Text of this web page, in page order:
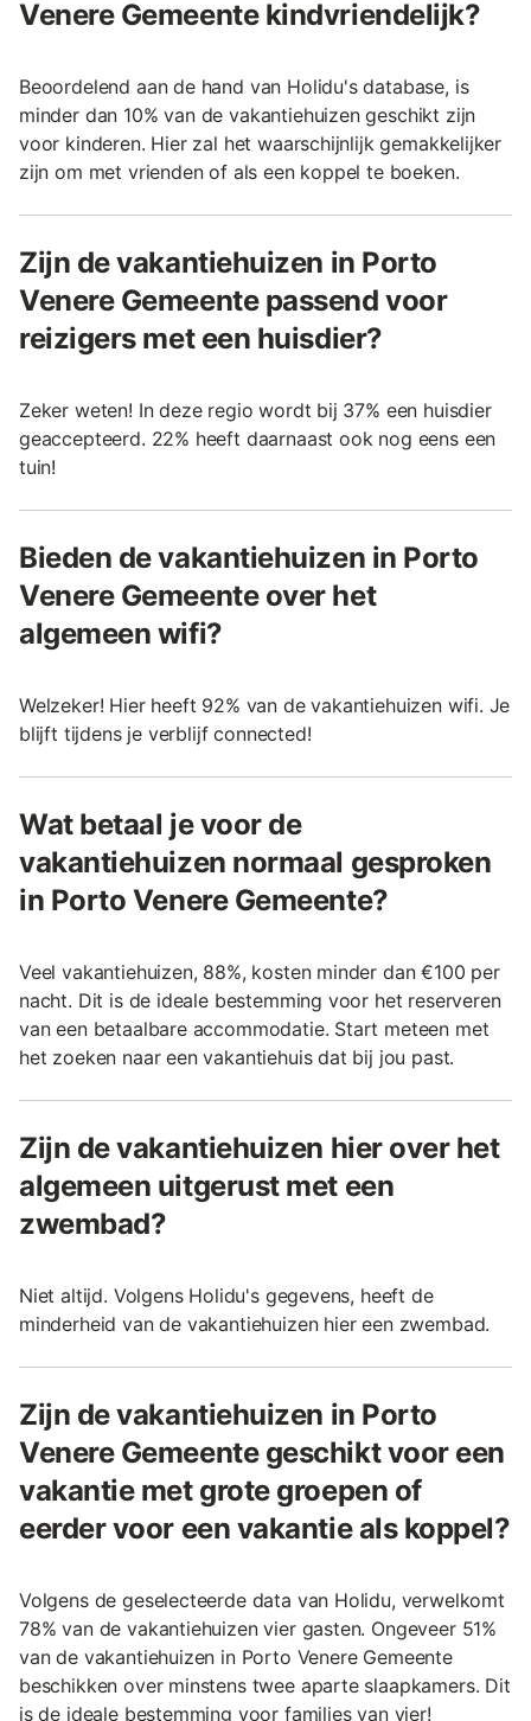
Venere Gemeente kindvriendelijk?
Beoordelend aan de hand van Holidu's database, is
minder dan 10% van de vakantiehuizen geschikt zijn
voor kinderen. Hier zal het waarschijnlijk gemakkelijker
zijn om met vrienden of als een koppel te boeken.
Zijn de vakantiehuizen in Porto
Venere Gemeente passend voor
reizigers met een huisdier?
Zeker weten! In deze regio wordt bij 37% een huisdier
geaccepteerd. 22% heeft daarnaast ook nog eens een
tuin!
Bieden de vakantiehuizen in Porto
Venere Gemeente over het
algemeen wifi?
Welzeker! Hier heeft 92% van de vakantiehuizen wifi. Je
blijft tijdens je verblijf connected!
Wat betaal je voor de
vakantiehuizen normaal gesproken
in Porto Venere Gemeente?
Veel vakantiehuizen, 88%, kosten minder dan €100 per
nacht. Dit is de ideale bestemming voor het reserveren
van een betaalbare accommodatie. Start meteen met
het zoeken naar een vakantiehuis dat bij jou past.
Zijn de vakantiehuizen hier over het
algemeen uitgerust met een
zwembad?
Niet altijd. Volgens Holidu's gegevens, heeft de
minderheid van de vakantiehuizen hier een zwembad.
Zijn de vakantiehuizen in Porto
Venere Gemeente geschikt voor een
vakantie met grote groepen of
eerder voor een vakantie als koppel?
Volgens de geselecteerde data van Holidu, verwelkomt
78% van de vakantiehuizen vier gasten. Ongeveer 51%
van de vakantiehuizen in Porto Venere Gemeente
beschikken over minstens twee aparte slaapkamers. Dit
is de ideale bestemming voor families van vier!